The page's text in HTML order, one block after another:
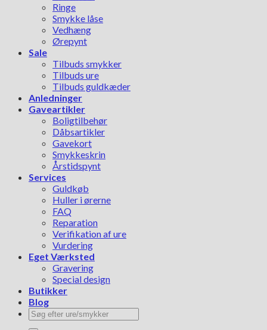
Ringe
Smykke låse
Vedhæng
Ørepynt
Sale
Tilbuds smykker
Tilbuds ure
Tilbuds guldkæder
Anledninger
Gaveartikler
Boligtilbehør
Dåbsartikler
Gavekort
Smykkeskrin
Årstidspynt
Services
Guldkøb
Huller i ørerne
FAQ
Reparation
Verifikation af ure
Vurdering
Eget Værksted
Gravering
Special design
Butikker
Blog
Søg
efter: